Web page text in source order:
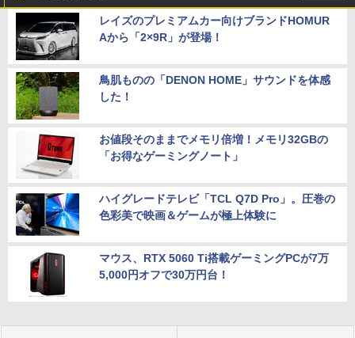
レイズのプレミアムカー向けブランドHOMUR
Aから「2×9R」が登場！
鳥肌ものの「DENON HOME」サウンドを体感
した！
お値段そのままでメモリ倍増！メモリ32GBの
「お得なゲーミングノート」
ハイグレードテレビ「TCL Q7D Pro」。圧巻の
色彩美で映画＆ゲームが極上体験に
マウス、RTX 5060 Ti搭載ゲーミングPCが7万
5,000円オフで30万円台！